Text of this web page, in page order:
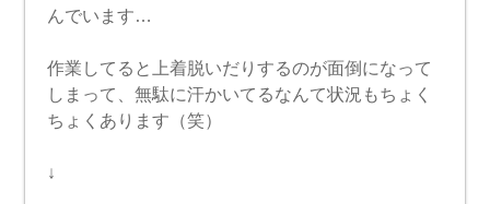
んでいます…
作業してると上着脱いだりするのが面倒になって
しまって、無駄に汗かいてるなんて状況もちょく
ちょくあります（笑）
↓